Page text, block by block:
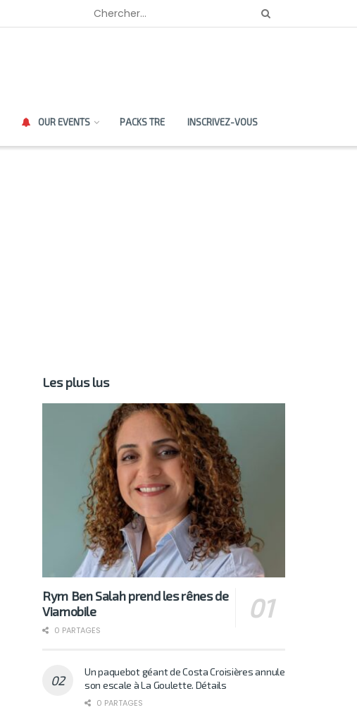
OUR EVENTS PACKS TRE INSCRIVEZ-VOUS
Les plus lus
Rym Ben Salah prend les rênes de
Viamobile
0 PARTAGES
Un paquebot géant de Costa Croisières annule
son escale à La Goulette. Détails
0 PARTAGES